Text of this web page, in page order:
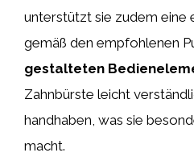
unterstützt sie zudem eine
gemäß den empfohlenen
gestalteten
Zahnbürste leicht
handhaben, was sie
macht.